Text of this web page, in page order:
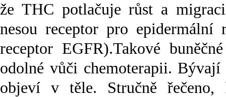
že THC potlačuje růst a
nesou receptor pro
receptor EGFR).Takové
odolné vůči chemoterapii.
objeví v těle. Stručně řečeno,